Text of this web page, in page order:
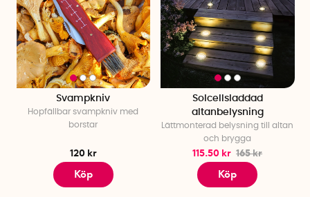
Svampkniv
Hopfällbar svampkniv med
borstar
120 kr
Köp
Solcellsladdad
altanbelysning
Lättmonterad belysning till altan
och brygga
115.50 kr 165 kr
Köp